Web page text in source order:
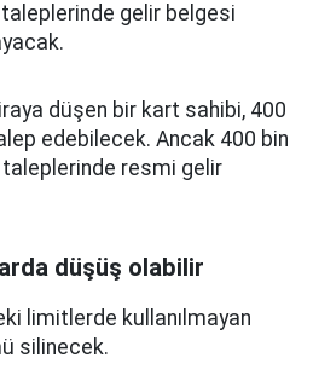
gelir belgesi
düşen bir kart sahibi, 400
edebilecek. Ancak 400 bin
taleplerinde resmi gelir
düşüş olabilir
limitlerde kullanılmayan
silinecek.